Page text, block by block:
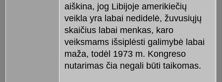
aiškina, jog Libijoje amerikiečių
veikla yra labai nedidelė, žuvusiųjų
skaičius labai menkas, karo
veiksmams išsiplėsti galimybė labai
maža, todėl 1973 m. Kongreso
nutarimas čia negali būti taikomas.